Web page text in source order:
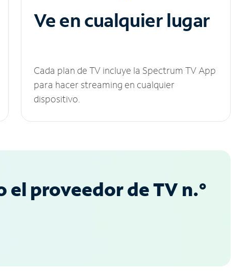
Ve en cualquier lugar
Cada plan de TV incluye la Spectrum TV App
para hacer streaming en cualquier
dispositivo.
el proveedor de TV n.°